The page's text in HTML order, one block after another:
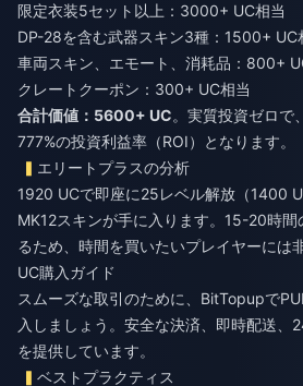
限定衣装5セット以上：3000+ UC相当
DP-28を含む武器スキン3種：1500+ UC
車両スキン、エモート、消耗品：800+
クレートクーポン：300+ UC相当
合計価値：5600+ UC。実質投資ゼロで
777%の投資利益率（ROI）となります。
エリートプラスの分析
1920 UCで即座に25レベル解放（1400
MK12スキンが手に入ります。15-20時間
るため、時間を買いたいプレイヤーには
UC購入ガイド
スムーズな取引のために、BitTopupで
入 しましょう。安全な決済、即時配送、
を提供しています。
ベストプラクティス